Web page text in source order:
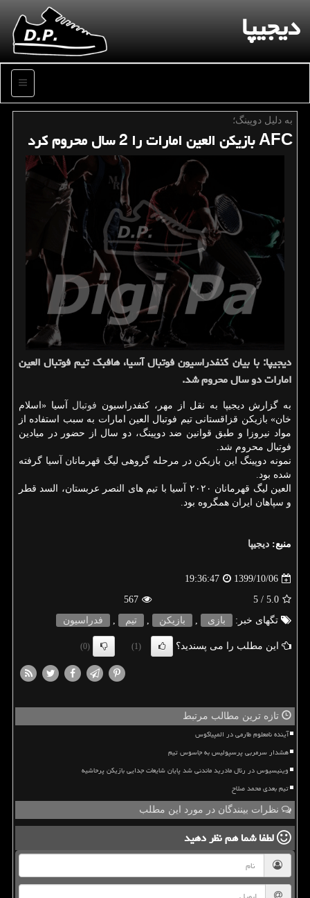
دیجیپا
منو
به دلیل دوپینگ؛
AFC بازیكن العین امارات را 2 سال محروم كرد
دیجیپا: با بیان کنفدراسیون فوتبال آسیا، هافبک تیم فوتبال العین
امارات دو سال محروم شد.
به گزارش دیجیپا به نقل از مهر، کنفدراسیون فوتبال آسیا «اسلام
خان» بازیکن قزاقستانی تیم فوتبال العین امارات به سبب استفاده از
مواد نیروزا و طبق قوانین ضد دوپینگ، دو سال از حضور در میادین
فوتبال محروم شد.
نمونه دوپینگ این بازیکن در مرحله گروهی لیگ قهرمانان آسیا گرفته
شده بود.
العین لیگ قهرمانان ۲۰۲۰ آسیا با تیم های النصر عربستان، السد قطر
و سپاهان ایران همگروه بود.
منبع: دیجیپا
1399/10/06
19:36:47
5.0
/ 5
567
تگهای خبر:
بازی , بازیكن , تیم , فدراسیون
این مطلب را می پسندید؟ (1)
(0)
تازه ترین مطالب مرتبط
آینده نامعلوم طارمی در المپیاکوس
هشدار سرمربی پرسپولیس به جاسوس تیم
وینیسیوس در رئال مادرید ماندنی شد پایان شایعات جدایی بازیکن پرحاشیه
تیم بعدی محمد صلاح
نظرات بینندگان در مورد این مطلب
لطفا شما همنظر دهید